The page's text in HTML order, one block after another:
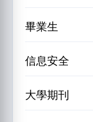
畢業生
信息安全
大學期刊